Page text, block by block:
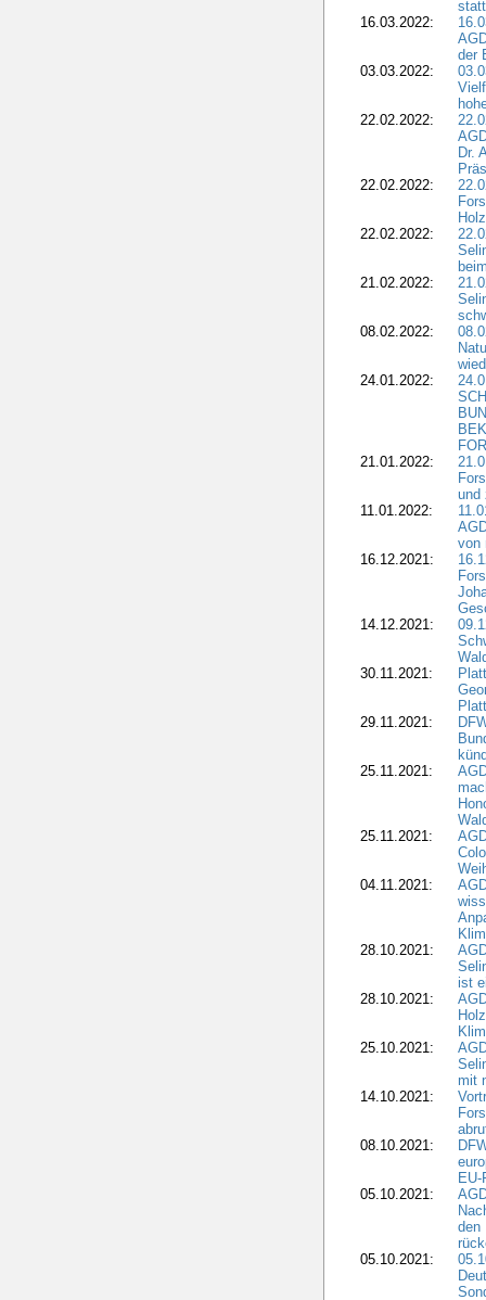
16.03.2022:
der
03.03.2022:
22.02.2022:
Dr.
22.02.2022:
22.02.2022:
21.02.2022:
08.02.2022:
24.01.2022:
21.01.2022:
und
11.01.2022:
von
16.12.2021:
14.12.2021:
30.11.2021:
29.11.2021:
25.11.2021:
25.11.2021:
04.11.2021:
28.10.2021:
ist
28.10.2021:
25.10.2021:
mit
14.10.2021:
08.10.2021:
05.10.2021:
den
05.10.2021: